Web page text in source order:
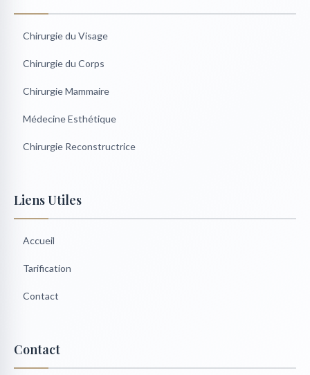
Chirurgie du Visage
Chirurgie du Corps
Chirurgie Mammaire
Médecine Esthétique
Chirurgie Reconstructrice
Liens Utiles
Accueil
Tarification
Contact
Contact